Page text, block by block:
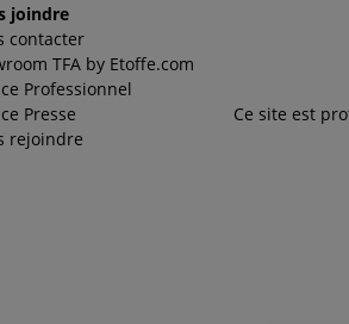
joindre
contacter
TFA by Etoffe.com
Professionnel
Presse
rejoindre
Ce site est